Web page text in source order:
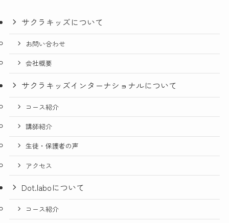
サクラキッズについて
お問い合わせ
会社概要
サクラキッズインターナショナルについて
コース紹介
講師紹介
生徒・保護者の声
アクセス
Dot.laboについて
コース紹介